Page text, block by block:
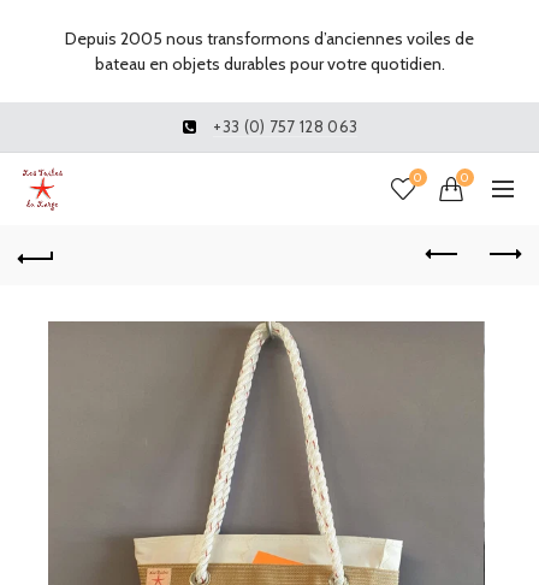
+33 (0) 757 128 063
0 0
Depuis 2005 nous transformons d’anciennes voiles de
bateau en objets durables pour votre quotidien.